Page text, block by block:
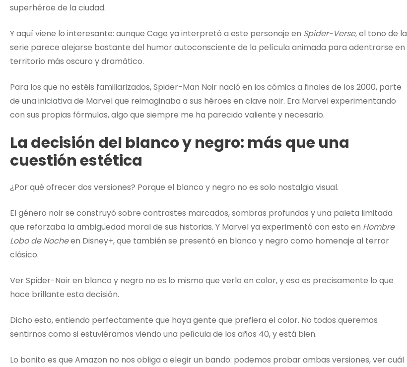
superhéroe de la ciudad.
Y aquí viene lo interesante: aunque Cage ya interpretó a este personaje en Spider-Verse, el tono de la
serie parece alejarse bastante del humor autoconsciente de la película animada para adentrarse en
territorio más oscuro y dramático.
Para los que no estéis familiarizados, Spider-Man Noir nació en los cómics a finales de los 2000, parte
de una iniciativa de Marvel que reimaginaba a sus héroes en clave noir. Era Marvel experimentando
con sus propias fórmulas, algo que siempre me ha parecido valiente y necesario.
La decisión del blanco y negro: más que una
cuestión estética
¿Por qué ofrecer dos versiones? Porque el blanco y negro no es solo nostalgia visual.
El género noir se construyó sobre contrastes marcados, sombras profundas y una paleta limitada
que reforzaba la ambigüedad moral de sus historias. Y Marvel ya experimentó con esto en Hombre
Lobo de Nocheen Disney+, que también se presentó en blanco y negro como homenaje al terror
clásico.
Ver Spider-Noir en blanco y negro no es lo mismo que verlo en color, y eso es precisamente lo que
hace brillante esta decisión.
Dicho esto, entiendo perfectamente que haya gente que prefiera el color. No todos queremos
sentirnos como si estuviéramos viendo una película de los años 40, y está bien.
Lo bonito es que Amazon no nos obliga a elegir un bando: podemos probar ambas versiones, ver cuál